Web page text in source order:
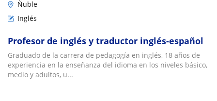
Ñuble
Inglés
Profesor de inglés y traductor inglés-español
Graduado de la carrera de pedagogía en inglés, 18 años de
experiencia en la enseñanza del idioma en los niveles básico,
medio y adultos, u...